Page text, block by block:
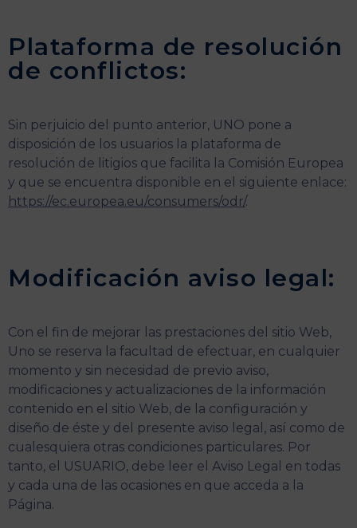
Plataforma de resolución
de conflictos:
Sin perjuicio del punto anterior, UNO pone a
disposición de los usuarios la plataforma de
resolución de litigios que facilita la Comisión Europea
y que se encuentra disponible en el siguiente enlace:
https://ec.europea.eu/consumers/odr/.
Modificación aviso legal:
Con el fin de mejorar las prestaciones del sitio Web,
Uno se reserva la facultad de efectuar, en cualquier
momento y sin necesidad de previo aviso,
modificaciones y actualizaciones de la información
contenido en el sitio Web, de la configuración y
diseño de éste y del presente aviso legal, así como de
cualesquiera otras condiciones particulares. Por
tanto, el USUARIO, debe leer el Aviso Legal en todas
y cada una de las ocasiones en que acceda a la
Página.